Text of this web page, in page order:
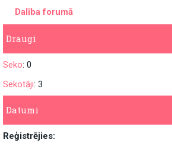
Dalība forumā
Draugi
Seko: 0
Sekotāji: 3
Datumi
Reģistrējies: